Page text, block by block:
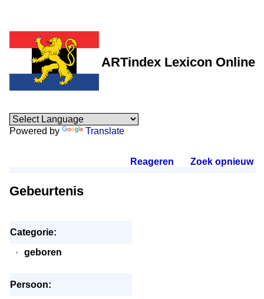
ARTindex Lexicon Online
Powered by Translate
Reageren Zoek opnieuw.
Gebeurtenis
Categorie:
·
geboren
Persoon: